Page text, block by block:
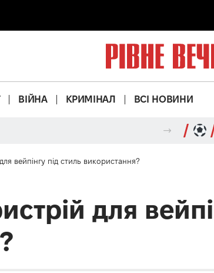
ВІЙНА КРИМІНАЛ ВСІ НОВИНИ
вейпінгу під стиль використання?
для